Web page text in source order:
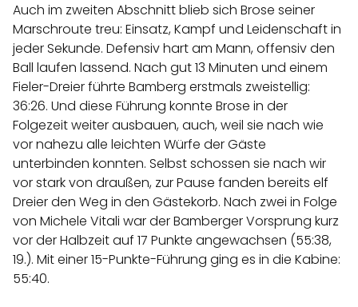
Auch im zweiten Abschnitt blieb sich Brose seiner
Marschroute treu: Einsatz, Kampf und Leidenschaft in
jeder Sekunde. Defensiv hart am Mann, offensiv den
Ball laufen lassend. Nach gut 13 Minuten und einem
Fieler-Dreier führte Bamberg erstmals zweistellig:
36:26. Und diese Führung konnte Brose in der
Folgezeit weiter ausbauen, auch, weil sie nach wie
vor nahezu alle leichten Würfe der Gäste
unterbinden konnten. Selbst schossen sie nach wir
vor stark von draußen, zur Pause fanden bereits elf
Dreier den Weg in den Gästekorb. Nach zwei in Folge
von Michele Vitali war der Bamberger Vorsprung kurz
vor der Halbzeit auf 17 Punkte angewachsen (55:38,
19.). Mit einer 15-Punkte-Führung ging es in die Kabine:
55:40.